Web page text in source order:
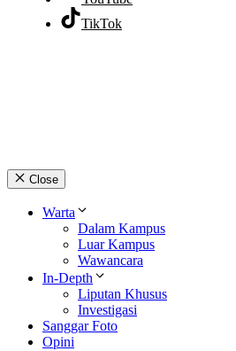
TikTok
Close
Warta
Dalam Kampus
Luar Kampus
Wawancara
In-Depth
Liputan Khusus
Investigasi
Sanggar Foto
Opini